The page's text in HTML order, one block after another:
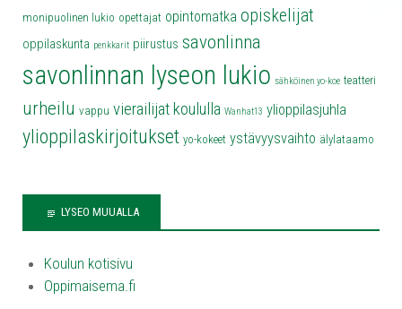
monipuolinen lukio opettajat opintomatka opiskelijat
oppilaskunta penkkarit piirustus savonlinna
savonlinnan lyseon lukio sähköinen yo-koe teatteri
urheilu vappu vierailijat koululla Wanhat13 ylioppilasjuhla
ylioppilaskirjoitukset yo-kokeet ystävyysvaihto älylataamo
LYSEO MUUALLA
Koulun kotisivu
Oppimaisema.fi